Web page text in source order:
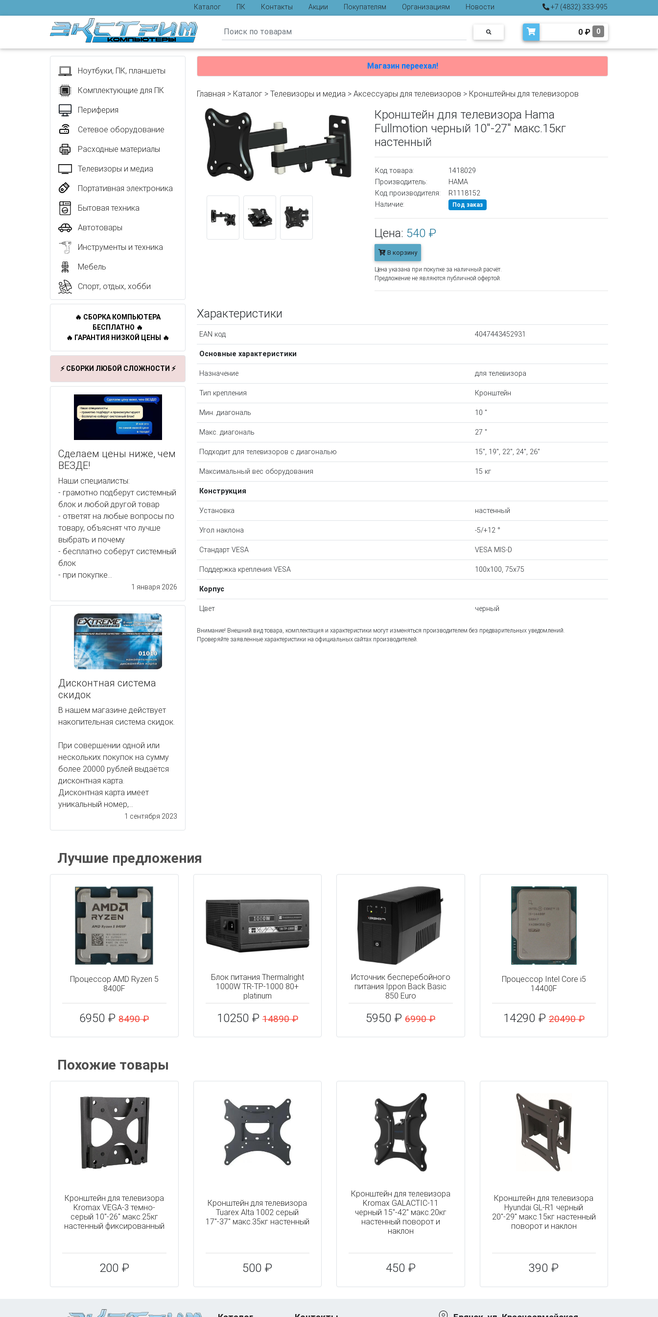
Каталог ПК Контакты Акции Покупателям Организациям
Новости
Отзывы
+7 (4832) 333-995
0 ₽ 0
Ноутбуки, ПК, планшеты
Комплектующие для ПК
Периферия
Сетевое оборудование
Расходные материалы
Телевизоры и медиа
Портативная электроника
Бытовая техника
Автотовары
Инструменты и техника
Мебель
Спорт, отдых, хобби
🔥 СБОРКА КОМПЬЮТЕРА
БЕСПЛАТНО 🔥
🔥 ГАРАНТИЯ НИЗКОЙ ЦЕНЫ 🔥
⚡ СБОРКИ ЛЮБОЙ СЛОЖНОСТИ ⚡
Сделаем цены ниже, чем
ВЕЗДЕ!
Наши специалисты:
- грамотно подберут системный
блок и любой другой товар
- ответят на любые вопросы по
товару, объяснят что лучше
выбрать и почему
- бесплатно соберут системный
блок
- при покупке...
1 января 2026
Дисконтная система
скидок
В нашем магазине действует
накопительная система скидок.
При совершении одной или
нескольких покупок на сумму
более 20000 рублей выдаётся
дисконтная карта.
Дисконтная карта имеет
уникальный номер,...
1 сентября 2023
Магазин переехал!
Главная > Каталог > Телевизоры и медиа > Аксессуары для телевизоров > Кронштейны для телевизоров
Кронштейн для телевизора Hama
Fullmotion черный 10"-27" макс.15кг
настенный
Код товара:
1418029
Производитель:
HAMA
Код производителя:
R1118152
Наличие:
Под заказ
Цена: 540 ₽
В корзину
Цена указана при покупке за наличный расчёт.
Предложение не являются публичной офертой.
Характеристики
EAN код 4047443452931
Основные характеристики
Назначение для телевизора
Тип крепления Кронштейн
Мин. диагональ 10 "
Макс. диагональ 27 "
Подходит для телевизоров c диагональю 15", 19", 22", 24", 26"
Максимальный вес оборудования 15 кг
Конструкция
Установка настенный
Угол наклона -5/+12 °
Стандарт VESA VESA MIS-D
Поддержка крепления VESA 100x100, 75x75
Корпус
Цвет черный
Внимание! Внешний вид товара, комплектация и характеристики могут изменяться производителем без предварительных уведомлений.
Проверяйте заявленные характеристики на официальных сайтах производителей.
Лучшие предложения
Процессор AMD Ryzen 5
8400F
6950 ₽8490 ₽
Блок питания Thermalright
1000W TR-TP-1000 80+
platinum
10250 ₽14890 ₽
Источник бесперебойного
питания Ippon Back Basic
850 Euro
5950 ₽6990 ₽
Процессор Intel Core i5
14400F
14290 ₽20490 ₽
Похожие товары
Кронштейн для телевизора
Kromax VEGA-3 темно-
серый 10"-26" макс.25кг
настенный фиксированный
200 ₽
Кронштейн для телевизора
Tuarex Alta 1002 серый
17"-37" макс.35кг настенный
500 ₽
Кронштейн для телевизора
Kromax GALACTIC-11
черный 15"-42" макс.20кг
настенный поворот и
наклон
450 ₽
Кронштейн для телевизора
Hyundai GL-R1 черный
20"-29" макс.15кг настенный
поворот и наклон
390 ₽